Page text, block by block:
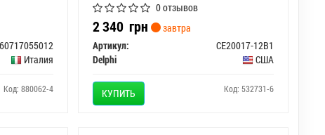
Италия
Код: 880062-4
0 отзывов
2 340грн
завтра
Артикул:
CE20017-12B1
Delphi
США
КУПИТЬ Код: 532731-6